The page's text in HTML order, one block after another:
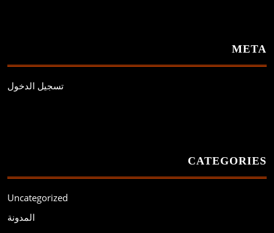
META
تسجيل الدخول
CATEGORIES
Uncategorized
المدونة